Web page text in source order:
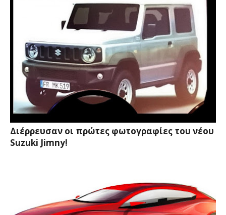
Διέρρευσαν οι πρώτες φωτογραφίες του νέου
Suzuki Jimny!